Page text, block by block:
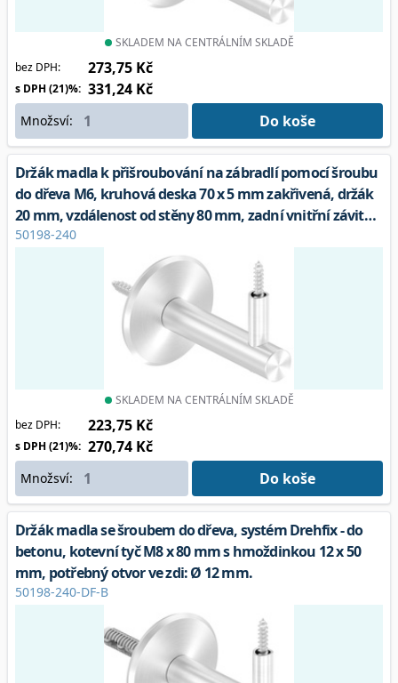
SKLADEM NA CENTRÁLNÍM SKLADĚ
bez DPH:
273,75 Kč
s DPH (21)%: 331,24 Kč
Množsví: Do koše
Držák madla k přišroubování na zábradlí pomocí šroubu
do dřeva M6, kruhová deska 70 x 5 mm zakřivená, držák
20 mm, vzdálenost od stěny 80 mm, zadní vnitřní závit
M8 včetně závěsného šroubu M8 x 80, V2A
50198-240
SKLADEM NA CENTRÁLNÍM SKLADĚ
bez DPH:
223,75 Kč
s DPH (21)%: 270,74 Kč
Množsví: Do koše
Držák madla se šroubem do dřeva, systém Drehfix - do
betonu, kotevní tyč M8 x 80 mm s hmoždinkou 12 x 50
mm, potřebný otvor ve zdi: Ø 12 mm.
50198-240-DF-B